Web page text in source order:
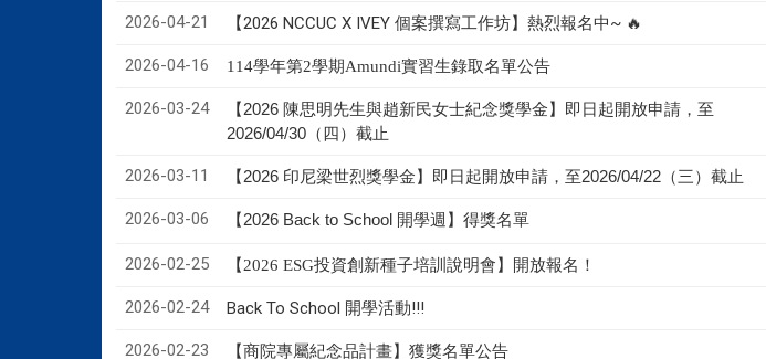
2026-04-21 【2026 NCCUC X IVEY 個案撰寫工作坊】熱烈報名中~ 🔥
2026-04-16 114學年第2學期Amundi實習生錄取名單公告
2026-03-24
【2026 陳思明先生與趙新民女士紀念獎學金】即日起開放申請，至
2026/04/30（四）截止
2026-03-11 【2026 印尼梁世烈獎學金】即日起開放申請，至2026/04/22（三）截止
2026-03-06 【2026 Back to School 開學週】得獎名單
2026-02-25 【2026 ESG投資創新種子培訓說明會】開放報名！
2026-02-24 Back To School 開學活動!!!
2026-02-23 【商院專屬紀念品計畫】獲獎名單公告